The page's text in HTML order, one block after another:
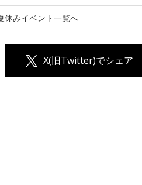
休みイベント一覧へ
X(旧Twitter)でシェア